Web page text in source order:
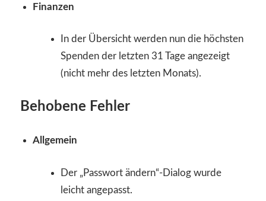
Finanzen
In der Übersicht werden nun die höchsten
Spenden der letzten 31 Tage angezeigt
(nicht mehr des letzten Monats).
Behobene Fehler
Allgemein
Der „Passwort ändern“-Dialog wurde
leicht angepasst.